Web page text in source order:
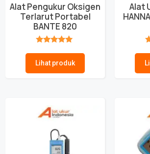
Alat Pengukur Oksigen
Terlarut Portabel
BANTE 820
Lihat produk
Alat